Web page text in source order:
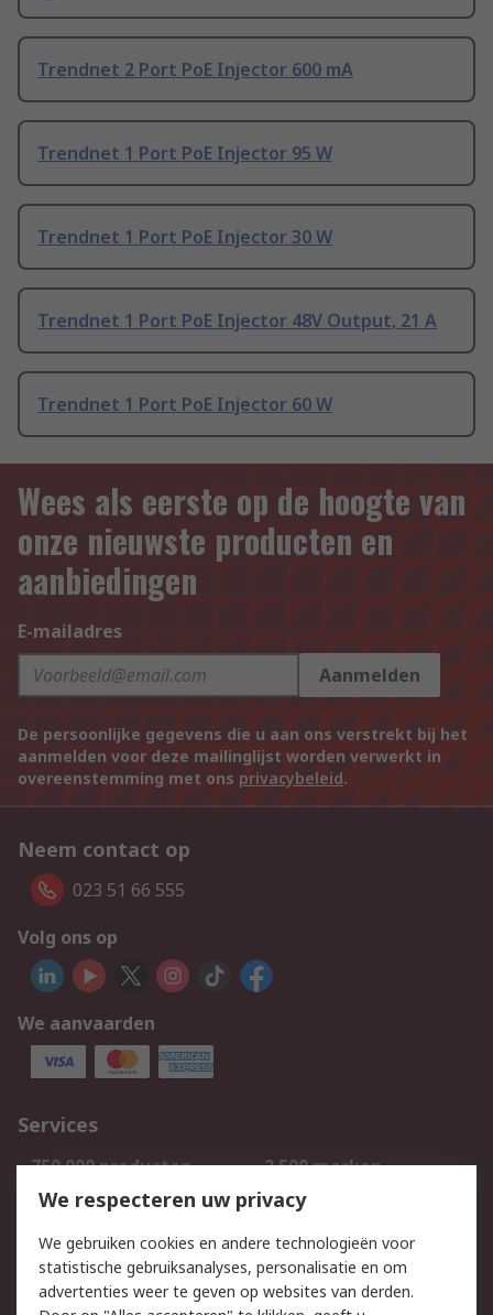
Trendnet 2 Port PoE Injector 600 mA
Trendnet 1 Port PoE Injector 95 W
Trendnet 1 Port PoE Injector 30 W
Trendnet 1 Port PoE Injector 48V Output, 21 A
Trendnet 1 Port PoE Injector 60 W
Wees als eerste op de hoogte van
onze nieuwste producten en
aanbiedingen
E-mailadres
Aanmelden
De persoonlijke gegevens die u aan ons verstrekt bij het
aanmelden voor deze mailinglijst worden verwerkt in
overeenstemming met ons privacybeleid.
Neem contact op
023 51 66 555
Volg ons op
We aanvaarden
Services
750.000 producten
2.500 merken
Bestellen
Inkoopoplossingen
Track & Trace
We respecteren uw privacy
We gebruiken cookies en andere technologieën voor
statistische gebruiksanalyses, personalisatie en om
advertenties weer te geven op websites van derden.